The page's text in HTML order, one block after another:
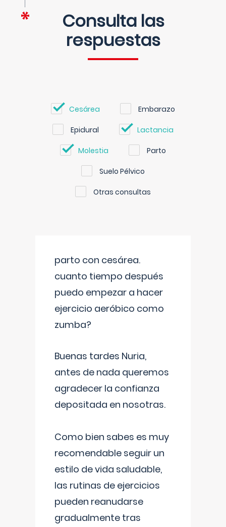
Consulta las
respuestas
Cesárea Embarazo
Epidural Lactancia
Molestia Parto
Suelo Pélvico
Otras consultas
parto con cesárea.
cuanto tiempo después
puedo empezar a hacer
ejercicio aeróbico como
zumba?
Buenas tardes Nuria,
antes de nada queremos
agradecer la confianza
depositada en nosotras.
Como bien sabes es muy
recomendable seguir un
estilo de vida saludable,
las rutinas de ejercicios
pueden reanudarse
gradualmente tras